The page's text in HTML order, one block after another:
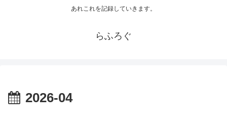
あれこれを記録していきます。
らふろぐ
2026-04